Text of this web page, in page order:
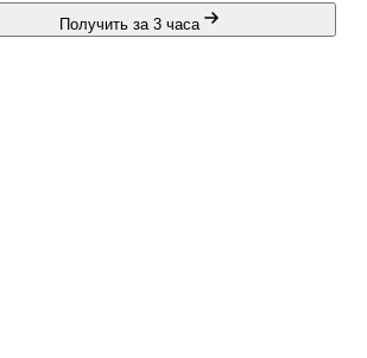
Получить за 3 часа